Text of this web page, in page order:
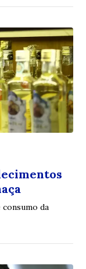
da